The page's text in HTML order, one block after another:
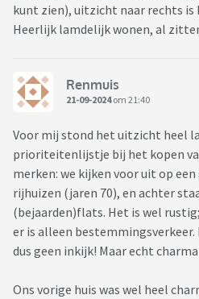
kunt zien), uitzicht naar rechts
Heerlijk lamdelijk wonen, al
Renmuis
21-09-2024om 21:40
Voor mij stond het uitzicht heel
prioriteitenlijstje bij het kopen
merken: we kijken voor uit op
rijhuizen (jaren 70), en achter
(bejaarden)flats. Het is wel
er is alleen
dus geen inkijk! Maar echt
Ons vorige huis was wel heel